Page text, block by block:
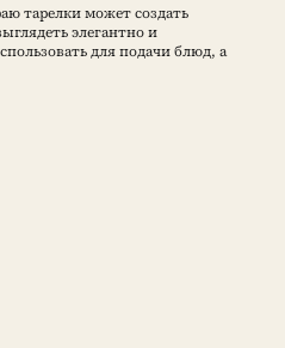
тарелки может создать
элегантно и
для подачи блюд, а